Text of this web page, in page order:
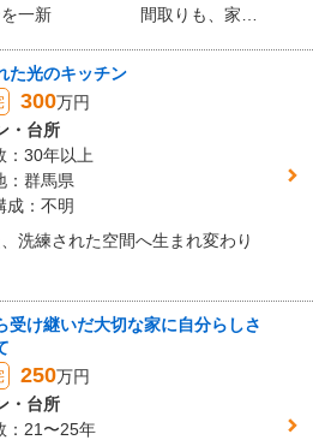
ンを一新 間取りも、家族
た光のキッチン
300万円
・台所
：30年以上
：群馬県
成：不明
洗練された空間へ生まれ変わり
受け継いだ大切な家に自分らしさ
250万円
・台所
：21〜25年